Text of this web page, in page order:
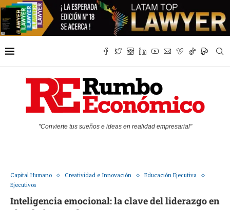
"Convierte tus sueños e ideas en realidad empresarial"
Capital Humano Creatividad e Innovación
Educación Ejecutiva
Ejecutivos
Inteligencia emocional: la clave del liderazgo en